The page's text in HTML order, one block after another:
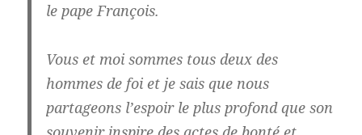
le pape François.
Vous et moi sommes tous deux des
hommes de foi et je sais que nous
partageons l’espoir le plus profond que son